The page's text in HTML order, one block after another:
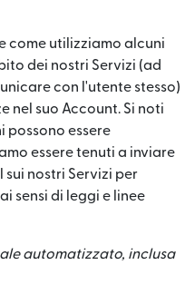
come utilizziamo alcuni
dei nostri Servizi (ad
con l'utente stesso)
nel suo Account. Si noti
possono essere
essere tenuti a inviare
nostri Servizi per
sensi di leggi e linee
automatizzato, inclusa